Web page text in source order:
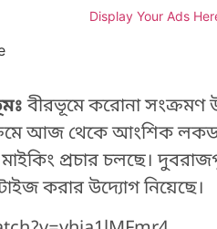
Display Your Ads
বীরভূমে করোনা সংক্রমণ
আজ থেকে আংশিক
প্রচার চলছে।
করার উদ্যোগ নিয়েছে।